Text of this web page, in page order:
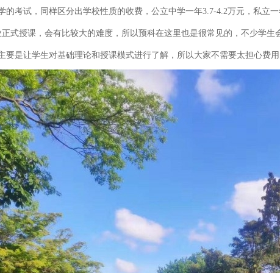
试，同样区分出学校性质的收费，公立中学一年3.7-4.2万元，私立一
课，会有比较大的难度，所以预科在这里也是很常见的，不少学生
让学生对基础理论和授课模式进行了解，所以大家不需要太担心费用